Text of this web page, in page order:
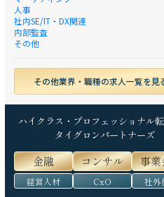
人事
社内SE/IT・DX関連
内部監査
その他
その他業界・職種の求人一覧を見
ハイクラス・プロフェッショナル
タイグロンパートナーズ
金融 コンサル 事
経営人材 CxO 社外